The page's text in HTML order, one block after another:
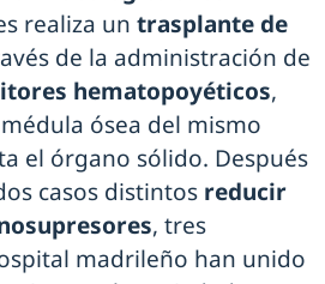
realiza un trasplante de
de la administración de
hematopoyéticos,
ósea del mismo
el órgano sólido. Después
casos distintos reducir
, tres
madrileño han unido